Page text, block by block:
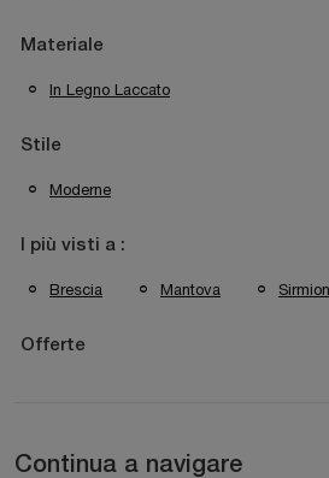
Materiale
In Legno Laccato
Stile
Moderne
I più visti a :
Brescia Mantova
Offerte
Continua a navigare